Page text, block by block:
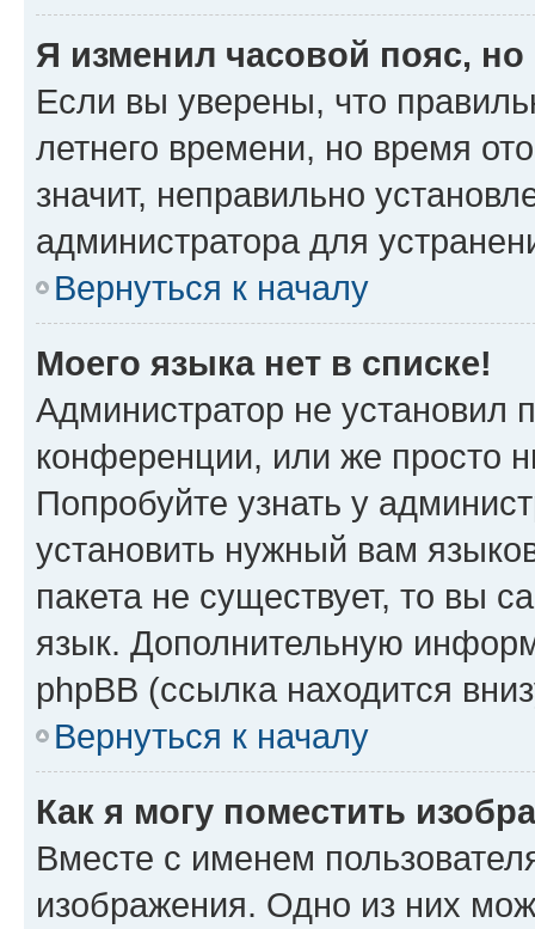
Я изменил часовой пояс,
Если вы уверены, что
летнего времени, но время
значит, неправильно
администратора для
Вернуться к началу
Моего языка нет в списке!
Администратор не установил
конференции, или же просто
Попробуйте узнать у
установить нужный вам
пакета не существует, то вы
язык. Дополнительную
phpBB (ссылка находится
Вернуться к началу
Как я могу поместить
Вместе с именем
изображения. Одно из них